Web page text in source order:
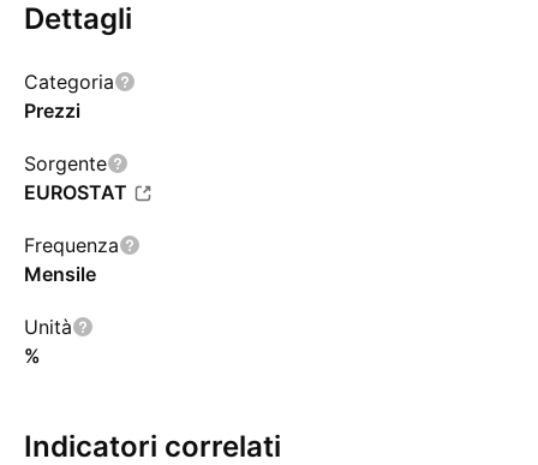
Dettagli
Categoria
Prezzi
Sorgente
EUROSTAT
Frequenza
Mensile
Unità
%
Indicatori correlati